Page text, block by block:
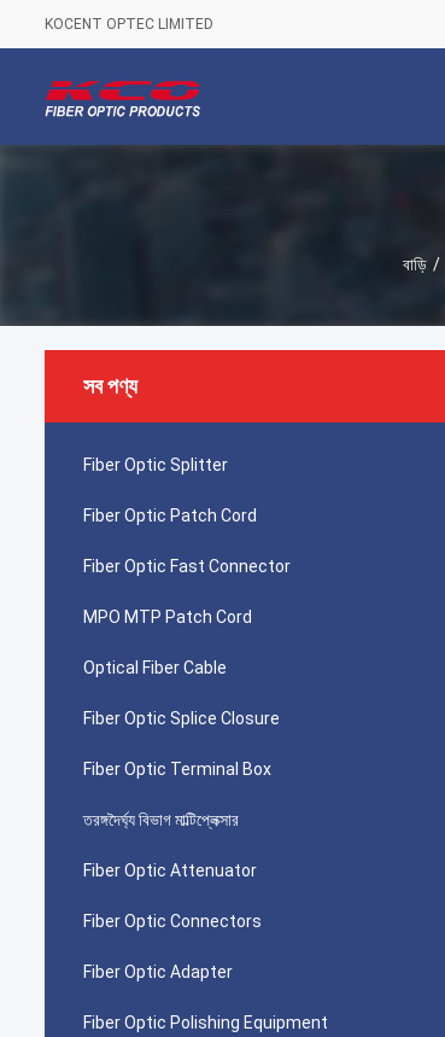
KOCENT OPTEC LIMITED
বাড়ি /
সব পণ্য
Fiber Optic Splitter
Fiber Optic Patch Cord
Fiber Optic Fast Connector
MPO MTP Patch Cord
Optical Fiber Cable
Fiber Optic Splice Closure
Fiber Optic Terminal Box
তরঙ্গদৈর্ঘ্য বিভাগ মাল্টিপ্লেক্সার
Fiber Optic Attenuator
Fiber Optic Connectors
Fiber Optic Adapter
Fiber Optic Polishing Equipment